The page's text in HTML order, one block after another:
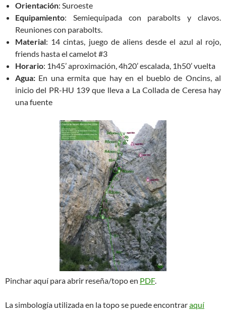
Orientación: Suroeste
Equipamiento: Semiequipada con parabolts y clavos.
Reuniones con parabolts.
Material: 14 cintas, juego de aliens desde el azul al rojo,
friends hasta el camelot #3
Horario: 1h45’ aproximación, 4h20’ escalada, 1h50’ vuelta
Agua: En una ermita que hay en el bueblo de Oncins, al
inicio del PR-HU 139 que lleva a La Collada de Ceresa hay
una fuente
Pinchar aquí para abrir reseña/topo en PDF.
La simbología utilizada en la topo se puede encontraraquí